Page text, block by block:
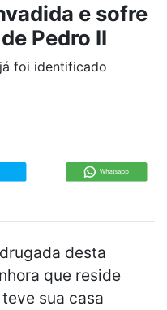
e sofre
Pedro II
foi identificado
desta
que reside
sua casa